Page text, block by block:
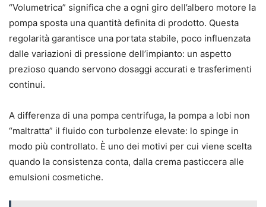
“Volumetrica” significa che a ogni giro dell’albero motore la
pompa sposta una quantità definita di prodotto. Questa
regolarità garantisce una portata stabile, poco influenzata
dalle variazioni di pressione dell’impianto: un aspetto
prezioso quando servono dosaggi accurati e trasferimenti
continui.
A differenza di una pompa centrifuga, la pompa a lobi non
“maltratta” il fluido con turbolenze elevate: lo spinge in
modo più controllato. È uno dei motivi per cui viene scelta
quando la consistenza conta, dalla crema pasticcera alle
emulsioni cosmetiche.